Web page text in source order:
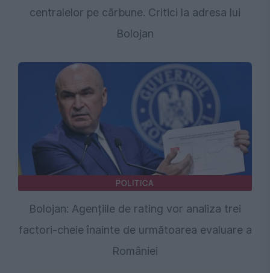
centralelor pe cărbune. Critici la adresa lui
Bolojan
POLITICA
Bolojan: Agențiile de rating vor analiza trei
factori-cheie înainte de următoarea evaluare a
României